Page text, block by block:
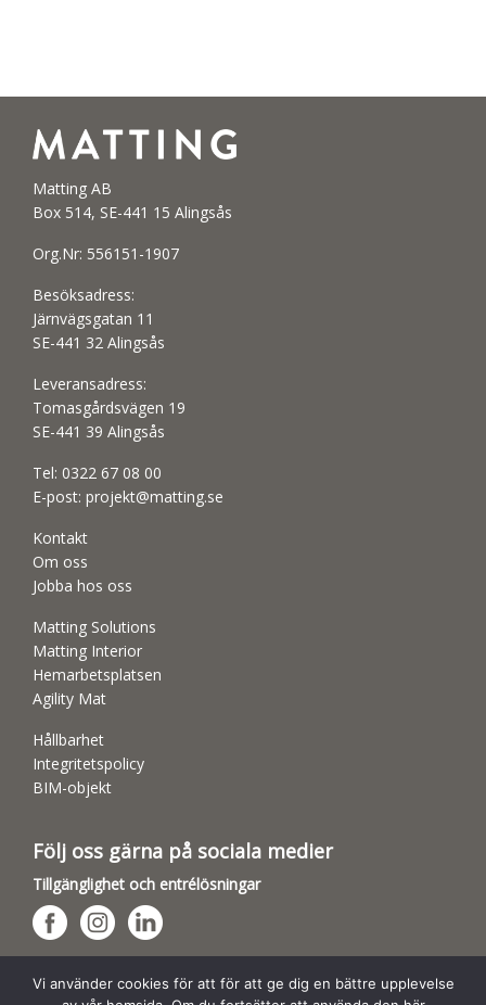
Matting AB
Box 514, SE-441 15 Alingsås
Org.Nr: 556151-1907
Besöksadress:
Järnvägsgatan 11
SE-441 32 Alingsås
Leveransadress:
Tomasgårdsvägen 19
SE-441 39 Alingsås
Tel: 0322 67 08 00
E-post: projekt@matting.se
Kontakt
Om oss
Jobba hos oss
Matting Solutions
Matting Interior
Hemarbetsplatsen
Agility Mat
Hållbarhet
Integritetspolicy
BIM-objekt
Följ oss gärna på sociala medier
Tillgänglighet och entrélösningar
Hundsporthallar
Vi använder cookies för att för att ge dig en bättre upplevelse